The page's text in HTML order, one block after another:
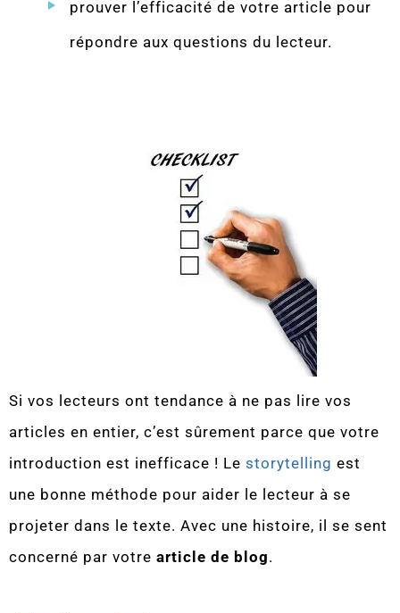
prouver l’efficacité de votre article pour
répondre aux questions du lecteur.
Si vos lecteurs ont tendance à ne pas lire vos
articles en entier, c’est sûrement parce que votre
introduction est inefficace ! Le storytelling est
une bonne méthode pour aider le lecteur à se
projeter dans le texte. Avec une histoire, il se sent
concerné par votre article de blog.